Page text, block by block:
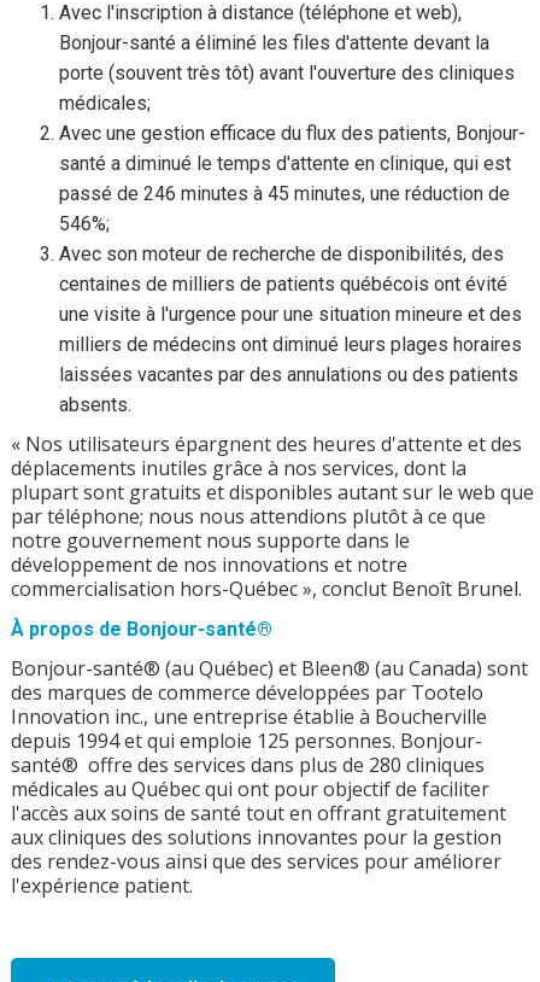
Avec l'inscription à distance (téléphone et web),
Bonjour-santé a éliminé les files d'attente devant la
porte (souvent très tôt) avant l'ouverture des cliniques
médicales;
Avec une gestion efficace du flux des patients, Bonjour-
santé a diminué le temps d'attente en clinique, qui est
passé de 246 minutes à 45 minutes, une réduction de
546%;
Avec son moteur de recherche de disponibilités, des
centaines de milliers de patients québécois ont évité
une visite à l'urgence pour une situation mineure et des
milliers de médecins ont diminué leurs plages horaires
laissées vacantes par des annulations ou des patients
absents.
« Nos utilisateurs épargnent des heures d'attente et des
déplacements inutiles grâce à nos services, dont la
plupart sont gratuits et disponibles autant sur le web que
par téléphone; nous nous attendions plutôt à ce que
notre gouvernement nous supporte dans le
développement de nos innovations et notre
commercialisation hors-Québec », conclut Benoît Brunel.
À propos de Bonjour-santé®
Bonjour-santé® (au Québec) et Bleen® (au Canada) sont
des marques de commerce développées par Tootelo
Innovation inc., une entreprise établie à Boucherville
depuis 1994 et qui emploie 125 personnes. Bonjour-
santé® offre des services dans plus de 280 cliniques
médicales au Québec qui ont pour objectif de faciliter
l'accès aux soins de santé tout en offrant gratuitement
aux cliniques des solutions innovantes pour la gestion
des rendez-vous ainsi que des services pour améliorer
l'expérience patient.